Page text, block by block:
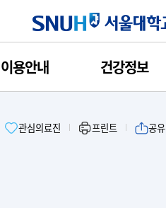
이용안내 건강정보
관심의료진 프린트 공유